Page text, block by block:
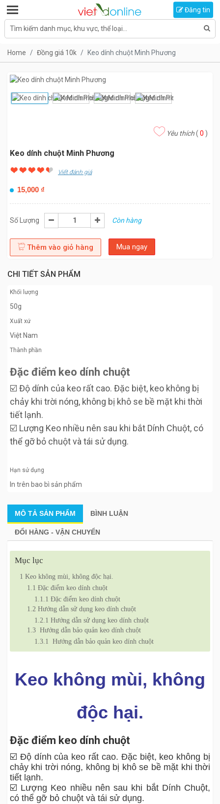
Toggle navigation
Tìm kiếm danh mục, khu vực, thể loại...
Đăng tin
Home Đồng giá 10k Keo dính chuột Minh Phương
Yêu thích( 0 )
Keo dính chuột Minh Phương
Viết đánh giá
15,000 ₫
Số Lượng Còn hàng
Thêm vào giỏ hàng Mua ngay
CHI TIẾT SẢN PHẨM
Khối lượng
50g
Xuất xứ
Việt Nam
Thành phần
Đặc điểm keo dính chuột
☑️ Độ dính của keo rất cao. Đặc biệt, keo không bị
chảy khi trời nóng, không bị khô se bề mặt khi thời
tiết lạnh.
☑️ Lượng Keo nhiều nên sau khi bắt Dính Chuột, có
thể gỡ bỏ chuột và tái sử dụng.
Hạn sử dụng
In trên bao bì sản phẩm
MÔ TẢ SẢN PHẨM BÌNH LUẬN
ĐỔI HÀNG - VẬN CHUYỂN
Mục lục
1 Keo không mùi, không độc hại.
1.1 Đặc điểm keo dính chuột
1.1.1 Đặc điểm keo dính chuột
1.2 Hướng dẫn sử dụng keo dính chuột
1.2.1 Hướng dẫn sử dụng keo dính chuột
1.3 Hướng dẫn bảo quản keo dính chuột
1.3.1 Hướng dẫn bảo quản keo dính chuột
Keo không mùi, không
độc hại.
Đặc điểm keo dính chuột
☑️ Độ dính của keo rất cao. Đặc biệt, keo không bị
chảy khi trời nóng, không bị khô se bề mặt khi thời
tiết lạnh.
☑️ Lượng Keo nhiều nên sau khi bắt Dính Chuột,
có thể gỡ bỏ chuột và tái sử dụng.